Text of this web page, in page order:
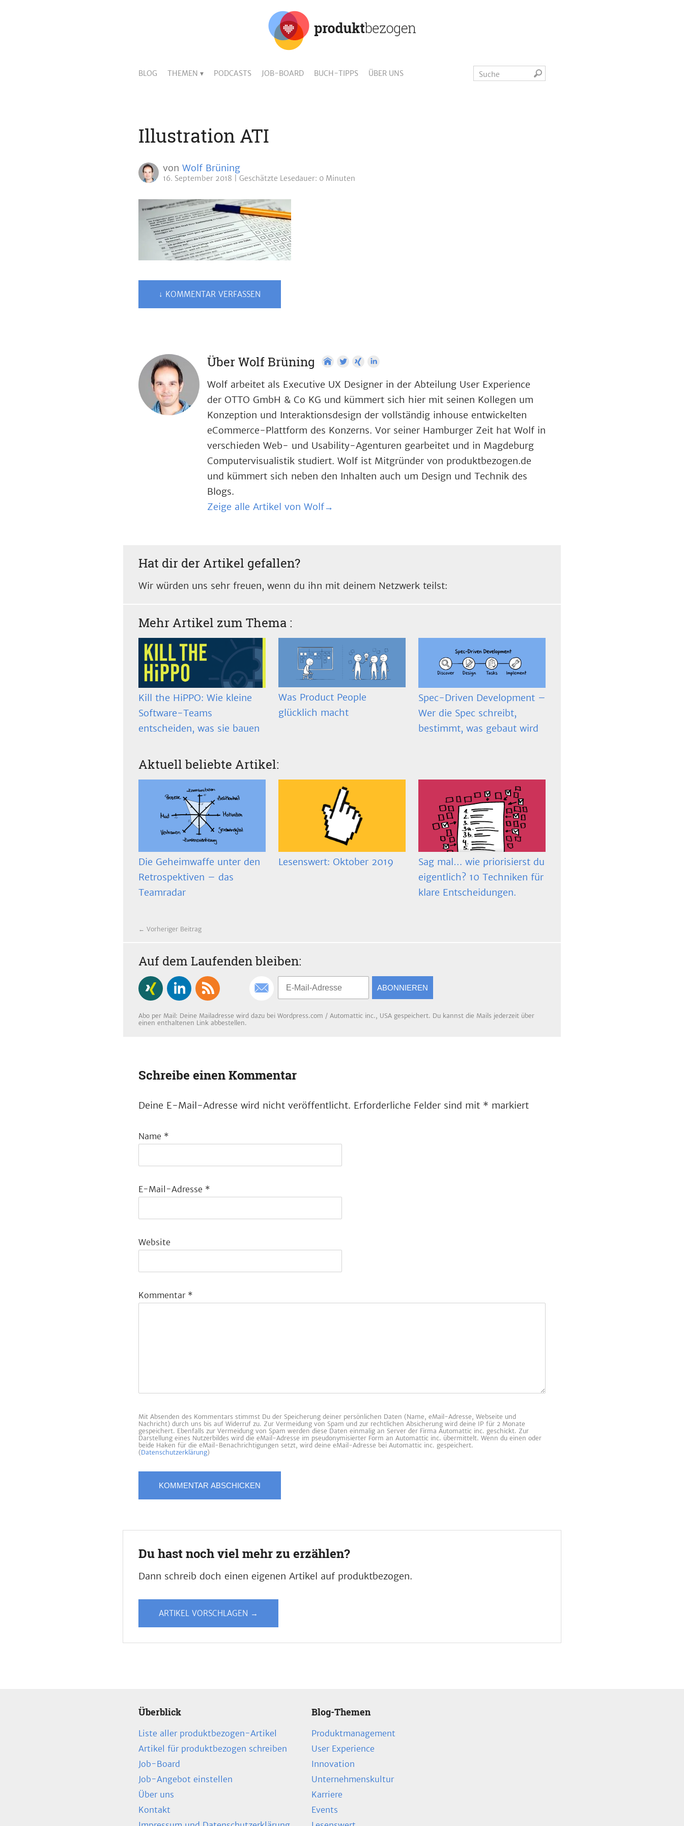
BLOG THEMEN PODCASTS JOB-BOARD BUCH-TIPPS ÜBER UNS
Illustration ATI
von Wolf Brüning
16. September 2018 Geschätzte Lesedauer: 0 Minuten
↓ KOMMENTAR VERFASSEN
Über Wolf Brüning
Wolf arbeitet als Executive UX Designer in der Abteilung User Experience
der OTTO GmbH & Co KG und kümmert sich hier mit seinen Kollegen um
Konzeption und Interaktionsdesign der vollständig inhouse entwickelten
eCommerce-Plattform des Konzerns. Vor seiner Hamburger Zeit hat Wolf in
verschieden Web- und Usability-Agenturen gearbeitet und in Magdeburg
Computervisualistik studiert. Wolf ist Mitgründer von produktbezogen.de
und kümmert sich neben den Inhalten auch um Design und Technik des
Blogs.
Zeige alle Artikel von Wolf→
Hat dir der Artikel gefallen?
Wir würden uns sehr freuen, wenn du ihn mit deinem Netzwerk teilst:
Mehr Artikel zum Thema :
Kill the HiPPO: Wie kleine
Software-Teams
entscheiden, was sie bauen
Was Product People
glücklich macht
Spec-Driven Development –
Wer die Spec schreibt,
bestimmt, was gebaut wird
Aktuell beliebte Artikel:
Die Geheimwaffe unter den
Retrospektiven – das
Teamradar
Lesenswert: Oktober 2019
Sag mal… wie priorisierst du
eigentlich? 10 Techniken für
klare Entscheidungen.
← Vorheriger Beitrag
Auf dem Laufenden bleiben:
ABONNIEREN
Abo per Mail: Deine Mailadresse wird dazu bei Wordpress.com / Automattic inc., USA gespeichert. Du kannst die Mails jederzeit über
einen enthaltenen Link abbestellen.
Schreibe einen Kommentar
Deine E-Mail-Adresse wird nicht veröffentlicht. Erforderliche Felder sind mit * markiert
Name *
E-Mail-Adresse *
Website
Kommentar *
Mit Absenden des Kommentars stimmst Du der Speicherung deiner persönlichen Daten (Name, eMail-Adresse, Webseite und
Nachricht) durch uns bis auf Widerruf zu. Zur Vermeidung von Spam und zur rechtlichen Absicherung wird deine IP für 2 Monate
gespeichert. Ebenfalls zur Vermeidung von Spam werden diese Daten einmalig an Server der Firma Automattic inc. geschickt. Zur
Darstellung eines Nutzerbildes wird die eMail-Adresse im pseudonymisierter Form an Automattic inc. übermittelt. Wenn du einen oder
beide Haken für die eMail-Benachrichtigungen setzt, wird deine eMail-Adresse bei Automattic inc. gespeichert.
(Datenschutzerklärung)
Du hast noch viel mehr zu erzählen?
Dann schreib doch einen eigenen Artikel auf produktbezogen.
ARTIKEL VORSCHLAGEN →
Überblick
Liste aller produktbezogen-Artikel
Artikel für produktbezogen schreiben
Job-Board
Job-Angebot einstellen
Über uns
Kontakt
Blog-Themen
Produktmanagement
User Experience
Innovation
Unternehmenskultur
Karriere
Events